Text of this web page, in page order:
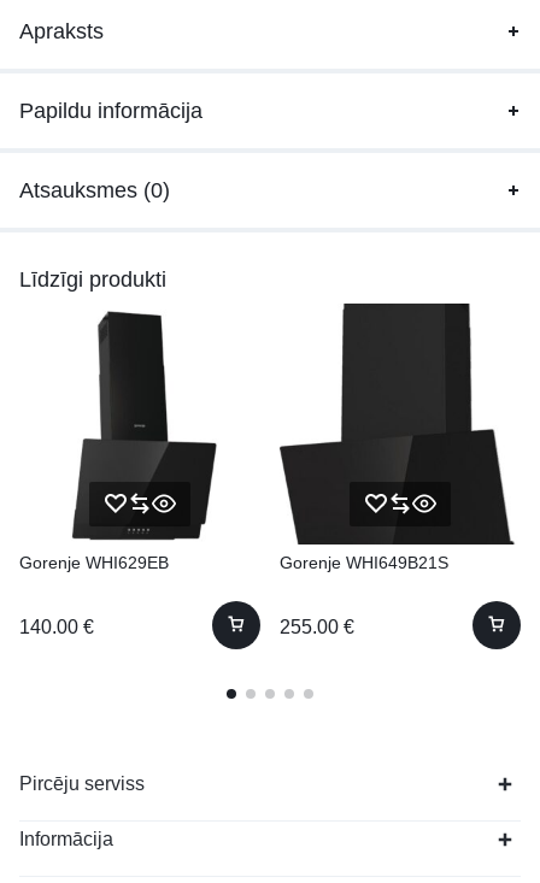
Apraksts
Papildu informācija
Atsauksmes (0)
Līdzīgi produkti
Gorenje WHI629EB
140.00 €
Gorenje WHI649B21S
255.00 €
Pircēju serviss
Informācija